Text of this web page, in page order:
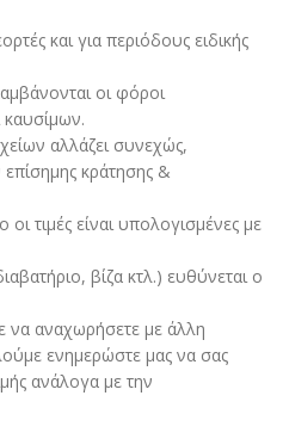
και για περιόδους ειδικής
οι φόροι
αλλάζει συνεχώς,
επίσημης κράτησης &
τιμές είναι υπολογισμένες με
βίζα κτλ.) ευθύνεται ο
να αναχωρήσετε με άλλη
ενημερώστε μας να σας
ανάλογα με την